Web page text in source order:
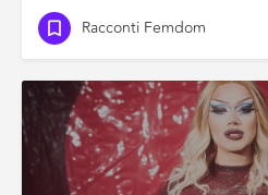
Racconti Femdom